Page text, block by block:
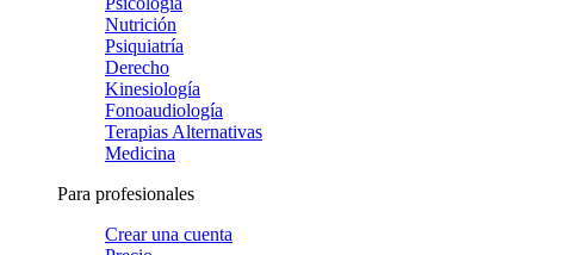
Nutrición
Psiquiatría
Derecho
Kinesiología
Fonoaudiología
Terapias Alternativas
Medicina
Para profesionales
Crear una cuenta